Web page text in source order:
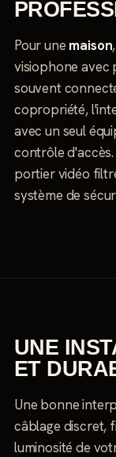
Pour une maison
visiophone avec
souvent
copropriété,
avec un seul
contrôle d'accès.
portier vidéo
système de
UNE
ET
Une bonne
câblage discret,
luminosité de